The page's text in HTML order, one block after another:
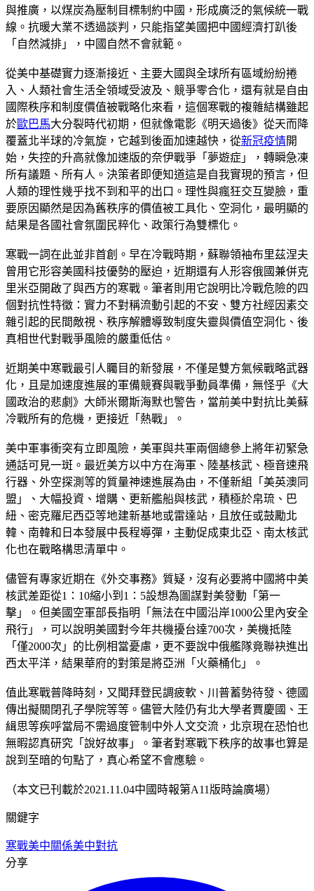
與推廣，以煤炭為壓制目標制約中國，形成廣泛的氣候統一戰
線。抗暖大業不透過談判，只能指望美國把中國經濟打趴後
「自然減排」，中國自然不會就範。
從美中基礎實力逐漸接近、主要大國與全球所有區域紛紛捲
入、人類社會生活全領域受波及、競爭零合化，還有就是自由
國際秩序和制度價值被戰略化來看，這個寒戰的複雜結構雖起
於歐巴馬大分裂時代初期，但就像電影《明天過後》從天而降
覆蓋北半球的冷氣旋，它越到後面加速越快，從新冠疫情開
始，失控的升高就像加速版的奈伊戰爭「夢遊症」，轉瞬急凍
所有議題、所有人。決策者即便知道這是自我實現的預言，但
人類的理性幾乎找不到和平的出口。理性與瘋狂交互變臉，重
要原因顯然是因為舊秩序的價值被工具化、空洞化，最明顯的
結果是各國社會氛圍民粹化、政策行為雙標化。
寒戰一詞在此並非首創。早在冷戰時期，蘇聯領袖布里茲涅夫
曾用它形容美國科技優勢的壓迫，近期還有人形容俄國兼併克
里米亞開啟了與西方的寒戰。筆者則用它說明比冷戰危險的四
個對抗性特徵：實力不對稱流動引起的不安、雙方社經因素交
雜引起的民間敵視、秩序解體導致制度失靈與價值空洞化、後
真相世代對戰爭風險的嚴重低估。
近期美中寒戰最引人矚目的新發展，不僅是雙方氣候戰略武器
化，且是加速度進展的軍備競賽與戰爭動員準備，無怪乎《大
國政治的悲劇》大師米爾斯海默也警告，當前美中對抗比美蘇
冷戰所有的危機，更接近「熱戰」。
美中軍事衝突有立即風險，美軍與共軍兩個總參上將年初緊急
通話可見一斑。最近美方以中方在海軍、陸基核武、極音速飛
行器、外空探測等的質量神速進展為由，不僅新組「美英澳同
盟」、大幅投資、增購、更新艦船與核武，積極於帛琉、巴
紐、密克羅尼西亞等地建新基地或雷達站，且放任或鼓勵北
韓、南韓和日本發展中長程導彈，主動促成東北亞、南太核武
化也在戰略構思清單中。
儘管有專家近期在《外交事務》質疑，沒有必要將中國將中美
核武差距從1：10縮小到1：5設想為圖謀對美發動「第一
擊」。但美國空軍部長指明「無法在中國沿岸1000公里內安全
飛行」，可以說明美國對今年共機擾台達700次，美機抵陸
「僅2000次」的比例相當憂慮，更不要說中俄艦隊竟聯袂進出
西太平洋，結果華府的對策是將亞洲「火藥桶化」。
值此寒戰普降時刻，又聞拜登民調疲軟、川普蓄勢待發、德國
傳出擬關閉孔子學院等等。儘管大陸仍有北大學者賈慶國、王
緝思等疾呼當局不需過度管制中外人文交流，北京現在恐怕也
無暇認真研究「說好故事」。筆者對寒戰下秩序的故事也算是
說到至暗的句點了，真心希望不會應驗。
（本文已刊載於2021.11.04中國時報第A11版時論廣場）
關鍵字
寒戰美中關係美中對抗
分享